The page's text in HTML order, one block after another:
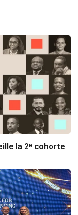
la 2ᵉ cohorte